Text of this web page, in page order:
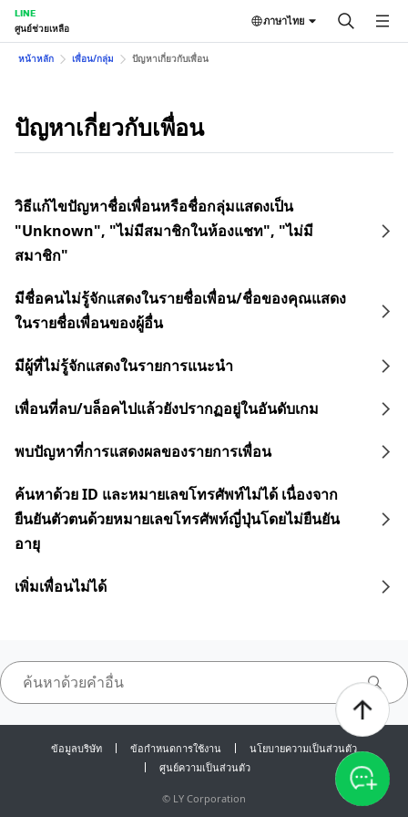
LINE
ศูนย์ช่วยเหลือ
ภาษาไทย
หน้าหลัก เพื่อน/กลุ่ม ปัญหาเกี่ยวกับเพื่อน
ปัญหาเกี่ยวกับเพื่อน
วิธีแก้ไขปัญหาชื่อเพื่อนหรือชื่อกลุ่มแสดงเป็น
"Unknown", "ไม่มีสมาชิกในห้องแชท", "ไม่มี
สมาชิก"
มีชื่อคนไม่รู้จักแสดงในรายชื่อเพื่อน/ชื่อของคุณแสดง
ในรายชื่อเพื่อนของผู้อื่น
มีผู้ที่ไม่รู้จักแสดงในรายการแนะนำ
เพื่อนที่ลบ/บล็อคไปแล้วยังปรากฏอยู่ในอันดับเกม
พบปัญหาที่การแสดงผลของรายการเพื่อน
ค้นหาด้วย ID และหมายเลขโทรศัพท์ไม่ได้ เนื่องจาก
ยืนยันตัวตนด้วยหมายเลขโทรศัพท์ญี่ปุ่นโดยไม่ยืนยัน
อายุ
เพิ่มเพื่อนไม่ได้
ข้อมูลบริษัท ข้อกำหนดการใช้งาน
นโยบายความเป็นส่วนตัว
ศูนย์ความเป็นส่วนตัว
© LY Corporation